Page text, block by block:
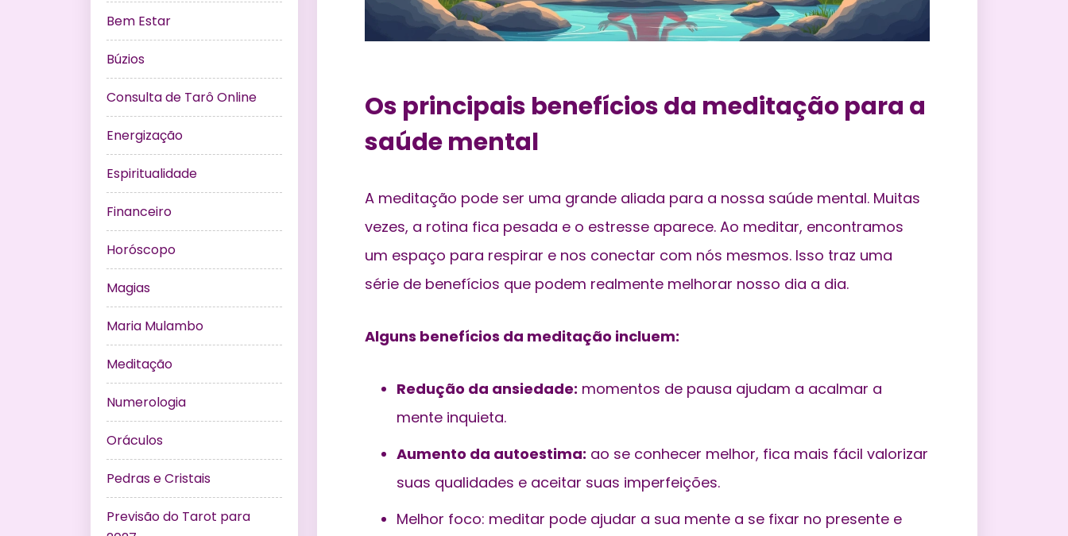
Os principais benefícios da meditação para a
saúde mental
A meditação pode ser uma grande aliada para a nossa saúde mental. Muitas
vezes, a rotina fica pesada e o estresse aparece. Ao meditar, encontramos
um espaço para respirar e nos conectar com nós mesmos. Isso traz uma
série de benefícios que podem realmente melhorar nosso dia a dia.
Alguns benefícios da meditação incluem:
Redução da ansiedade: momentos de pausa ajudam a acalmar a
mente inquieta.
Aumento da autoestima: ao se conhecer melhor, fica mais fácil valorizar
suas qualidades e aceitar suas imperfeições.
Melhor foco: meditar pode ajudar a sua mente a se fixar no presente e
Bem Estar
Búzios
Consulta de Tarô Online
Energização
Espiritualidade
Financeiro
Horóscopo
Magias
Maria Mulambo
Meditação
Numerologia
Oráculos
Pedras e Cristais
Previsão do Tarot para